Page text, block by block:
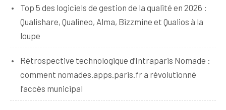
Top 5 des logiciels de gestion de la qualité en 2026 :
Qualishare, Qualineo, Alma, Bizzmine et Qualios à la
loupe
Rétrospective technologique d’Intraparis Nomade :
comment nomades.apps.paris.fr a révolutionné
l’accès municipal